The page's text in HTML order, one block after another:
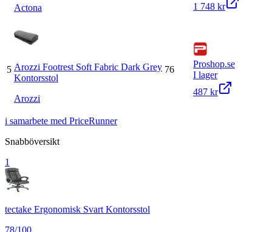
Actona
1 748 kr
5 Arozzi Footrest Soft Fabric Dark Grey
Kontorsstol
Arozzi
76
Proshop.se
I lager
487 kr
i samarbete med PriceRunner
Snabböversikt
1
tectake Ergonomisk Svart Kontorsstol
78/100